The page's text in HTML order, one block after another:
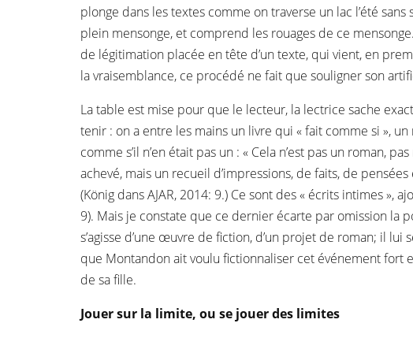
plonge dans les textes comme on traverse un lac l’été
plein mensonge, et comprend les rouages de ce
de légitimation placée en tête d’un texte, qui vient, en
la vraisemblance, ce procédé ne fait que souligner son
La table est mise pour que le lecteur, la lectrice sache
tenir : on a entre les mains un livre qui « fait comme si »,
comme s’il n’en était pas un : « Cela n’est pas un roman,
achevé, mais un recueil d’impressions, de faits, de pensées
(König dans AJAR, 2014: 9.) Ce sont des « écrits intimes »,
9). Mais je constate que ce dernier écarte par omission la
s’agisse d’une œuvre de fiction, d’un projet de roman; il lui
que Montandon ait voulu fictionnaliser cet événement fort
de sa fille.
Jouer sur la limite, ou se jouer des limites